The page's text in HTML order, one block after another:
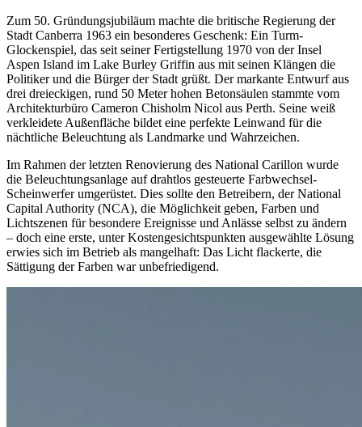
Zum 50. Gründungsjubiläum machte die britische Regierung der
Stadt Canberra 1963 ein besonderes Geschenk: Ein Turm-
Glockenspiel, das seit seiner Fertigstellung 1970 von der Insel
Aspen Island im Lake Burley Griffin aus mit seinen Klängen die
Politiker und die Bürger der Stadt grüßt. Der markante Entwurf aus
drei dreieckigen, rund 50 Meter hohen Betonsäulen stammte vom
Architekturbüro Cameron Chisholm Nicol aus Perth. Seine weiß
verkleidete Außenfläche bildet eine perfekte Leinwand für die
nächtliche Beleuchtung als Landmarke und Wahrzeichen.
Im Rahmen der letzten Renovierung des National Carillon wurde
die Beleuchtungsanlage auf drahtlos gesteuerte Farbwechsel-
Scheinwerfer umgerüstet. Dies sollte den Betreibern, der National
Capital Authority (NCA), die Möglichkeit geben, Farben und
Lichtszenen für besondere Ereignisse und Anlässe selbst zu ändern
– doch eine erste, unter Kostengesichtspunkten ausgewählte Lösung
erwies sich im Betrieb als mangelhaft: Das Licht flackerte, die
Sättigung der Farben war unbefriedigend.